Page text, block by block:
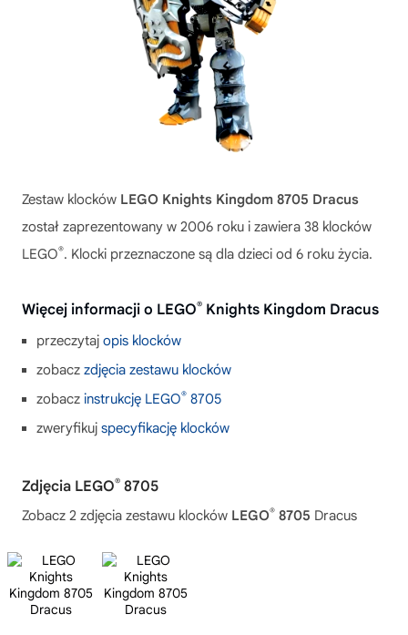
Zestaw klocków LEGO Knights Kingdom 8705 Dracus
został zaprezentowany w 2006 roku i zawiera 38 klocków
LEGO®. Klocki przeznaczone są dla dzieci od 6 roku życia.
Więcej informacji o LEGO® Knights Kingdom Dracus
przeczytaj opis klocków
zobacz zdjęcia zestawu klocków
zobacz instrukcję LEGO® 8705
zweryfikuj specyfikację klocków
Zdjęcia LEGO® 8705
Zobacz 2 zdjęcia zestawu klocków LEGO® 8705 Dracus